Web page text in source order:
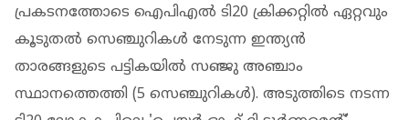
പ്രകടനത്തോടെ ഐപിഎൽ ടി20 ക്രിക്കറ്റില്‍ ഏറ്റവും
കൂടുതൽ സെഞ്ചുറികൾ നേടുന്ന ഇന്ത്യൻ
താരങ്ങളുടെ പട്ടികയിൽ സഞ്ജു അഞ്ചാം
സ്ഥാനത്തെത്തി (5 സെഞ്ചുറികൾ). അടുത്തിടെ നടന്ന